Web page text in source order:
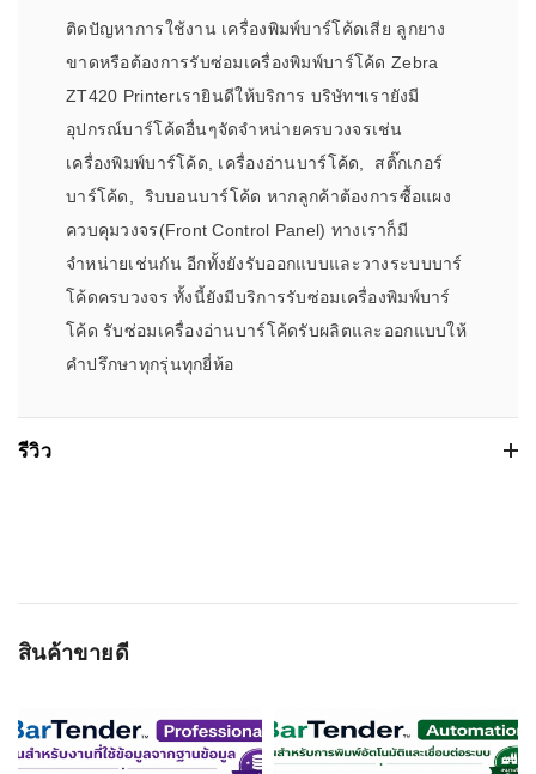
ติดปัญหาการใช้งาน เครื่องพิมพ์บาร์โค้ดเสีย ลูกยาง
ขาดหรือต้องการรับซ่อมเครื่องพิมพ์บาร์โค้ด Zebra
ZT420 Printerเรายินดีให้บริการ บริษัทฯเรายังมี
อุปกรณ์บาร์โค้ดอื่นๆจัดจำหน่ายครบวงจรเช่น
เครื่องพิมพ์บาร์โค้ด, เครื่องอ่านบาร์โค้ด, สติ๊กเกอร์
บาร์โค้ด, ริบบอนบาร์โค้ด หากลูกค้าต้องการซื้อแผง
ควบคุมวงจร(Front Control Panel) ทางเราก็มี
จำหน่ายเช่นกัน อีกทั้งยังรับออกแบบและวางระบบบาร์
โค้ดครบวงจร ทั้งนี้ยังมีบริการรับซ่อมเครื่องพิมพ์บาร์
โค้ด รับซ่อมเครื่องอ่านบาร์โค้ดรับผลิตและออกแบบให้
คำปรึกษาทุกรุ่นทุกยี่ห้อ
รีวิว
WRITE A REVIEW
สินค้าขายดี